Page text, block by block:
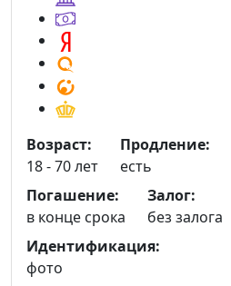
Возраст:
18 - 70 лет
Продление:
есть
Погашение:
в конце срока
Залог:
без залога
Идентификация:
фото